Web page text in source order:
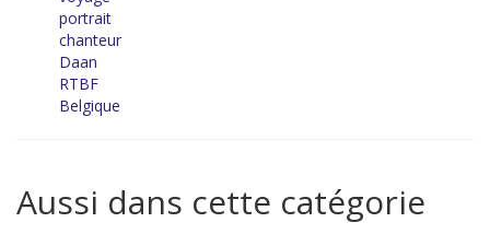
portrait
chanteur
Daan
RTBF
Belgique
Aussi dans cette catégorie